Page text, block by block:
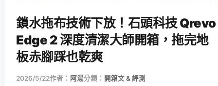
鎖水拖布技術下放！石頭科技 Qrevo
Edge 2 深度清潔大師開箱，拖完地
板赤腳踩也乾爽
2026/5/22作者： 阿湯分類： 開箱文 & 評測